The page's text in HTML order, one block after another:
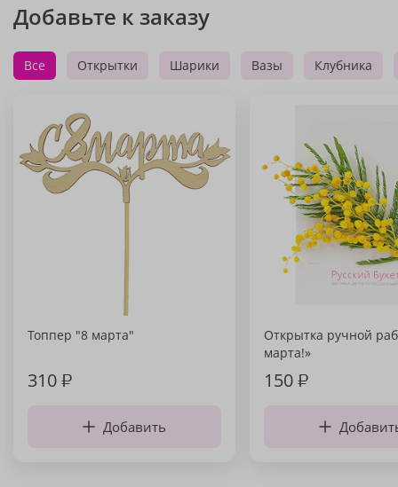
Добавьте к заказу
Все Открытки Шарики Вазы Клубника
Топпер "8 марта"
310₽
Добавить
Открытка ручной
марта!»
150₽